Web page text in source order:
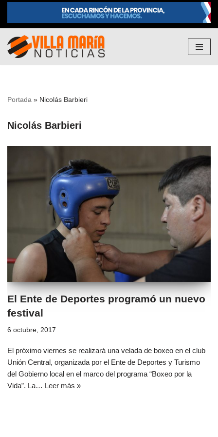
al
contenido
Portada » Nicolás Barbieri
Nicolás Barbieri
El Ente de Deportes programó un nuevo
festival
6 octubre, 2017
El próximo viernes se realizará una velada de boxeo en el club
Unión Central, organizada por el Ente de Deportes y Turismo
del Gobierno local en el marco del programa “Boxeo por la
Vida”. La… Leer más »